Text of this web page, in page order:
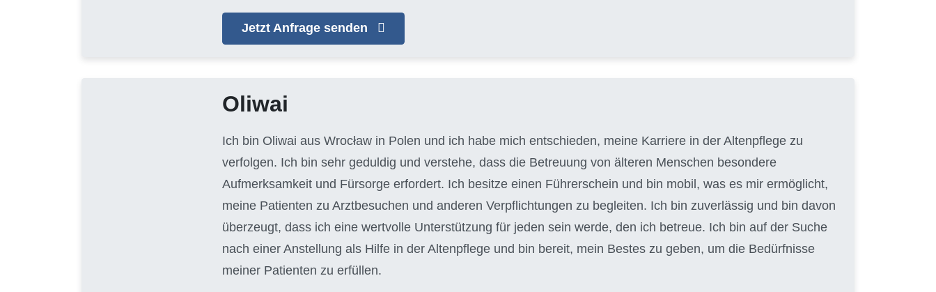
Jetzt Anfrage senden
Oliwai
Ich bin Oliwai aus Wrocław in Polen und ich habe mich entschieden, meine Karriere in der Altenpflege zu
verfolgen. Ich bin sehr geduldig und verstehe, dass die Betreuung von älteren Menschen besondere
Aufmerksamkeit und Fürsorge erfordert. Ich besitze einen Führerschein und bin mobil, was es mir ermöglicht,
meine Patienten zu Arztbesuchen und anderen Verpflichtungen zu begleiten. Ich bin zuverlässig und bin davon
überzeugt, dass ich eine wertvolle Unterstützung für jeden sein werde, den ich betreue. Ich bin auf der Suche
nach einer Anstellung als Hilfe in der Altenpflege und bin bereit, mein Bestes zu geben, um die Bedürfnisse
meiner Patienten zu erfüllen.